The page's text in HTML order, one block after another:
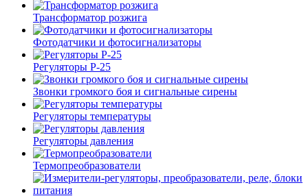
Трансформатор розжига
Фотодатчики и фотосигнализаторы
Регуляторы Р-25
Звонки громкого боя и сигнальные сирены
Регуляторы температуры
Регуляторы давления
Термопреобразователи